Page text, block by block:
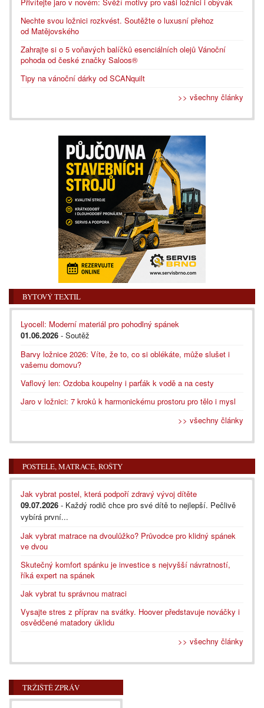
Nechte svou ložnici rozkvést. Soutěžte o luxusní přehoz
od Matějovského
Zahrajte si o 5 voňavých balíčků esenciálních olejů Vánoční
pohoda od české značky Saloos®
Tipy na vánoční dárky od SCANquilt
>> všechny články
BYTOVÝ TEXTIL
Lyocell: Moderní materiál pro pohodlný spánek
01.06.2026 - Soutěž
Barvy ložnice 2026: Víte, že to, co si oblékáte, může slušet i
vašemu domovu?
Vaflový len: Ozdoba koupelny i parťák k vodě a na cesty
Jaro v ložnici: 7 kroků k harmonickému prostoru pro tělo i mysl
>> všechny články
POSTELE, MATRACE, ROŠTY
Jak vybrat postel, která podpoří zdravý vývoj dítěte
09.07.2026 - Každý rodič chce pro své dítě to nejlepší. Pečlivě
vybírá první...
Jak vybrat matrace na dvoulůžko? Průvodce pro klidný spánek
ve dvou
Skutečný komfort spánku je investice s nejvyšší návratností,
říká expert na spánek
Jak vybrat tu správnou matraci
Vysajte stres z příprav na svátky. Hoover představuje nováčky i
osvědčené matadory úklidu
>> všechny články
TRŽIŠTĚ ZPRÁV